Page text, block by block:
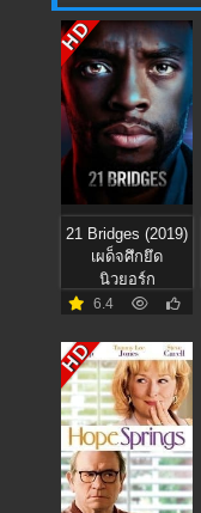
HD
21 Bridges (2019)
เผด็จศึกยึด
นิวยอร์ก
6.4
HD